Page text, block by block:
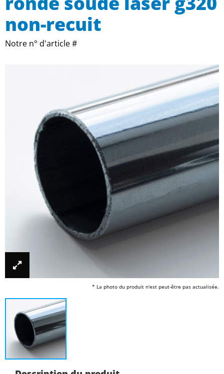
non-recuit
Notre n° d'article #
* La photo du produit n'est peut-être pas actualisée.